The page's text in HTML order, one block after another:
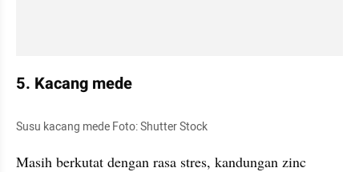
5. Kacang mede
Susu kacang mede Foto: Shutter Stock
Masih berkutat dengan rasa stres, kandungan zinc